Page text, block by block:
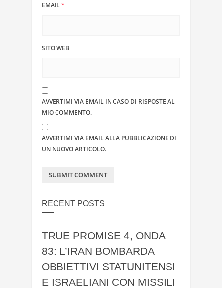
EMAIL*
SITO WEB
AVVERTIMI VIA EMAIL IN CASO DI RISPOSTE AL
MIO COMMENTO.
AVVERTIMI VIA EMAIL ALLA PUBBLICAZIONE DI
UN NUOVO ARTICOLO.
RECENT POSTS
TRUE PROMISE 4, ONDA
83: L’IRAN BOMBARDA
OBBIETTIVI STATUNITENSI
E ISRAELIANI CON MISSILI